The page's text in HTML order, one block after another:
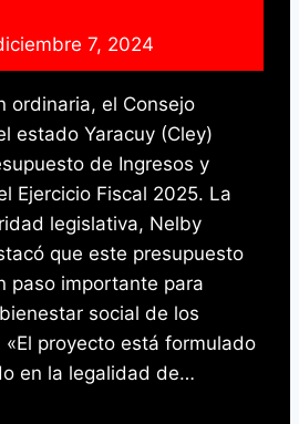
7, 2024
ordinaria, el Consejo
estado Yaracuy (Cley)
de Ingresos y
Ejercicio Fiscal 2025. La
legislativa, Nelby
que este presupuesto
paso importante para
social de los
«El proyecto está formulado
en la legalidad de…